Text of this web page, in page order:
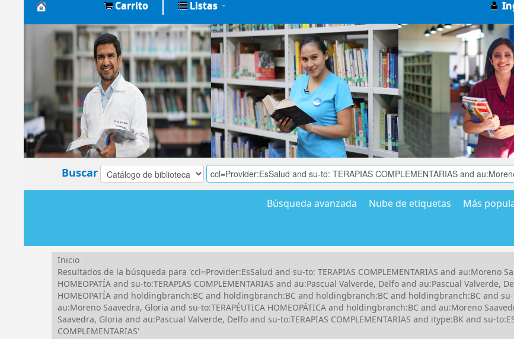
Biblioteca
Central
EsSalud
Carrito Listas
Buscar
Búsqueda avanzada Nube de etiquetas Más
Inicio
Resultados de la búsqueda para 'ccl=Provider:EsSalud and su-to: TERAPIAS COMPLEMENTARIAS and au:Moreno
HOMEOPATÍA and su-to:TERAPIAS COMPLEMENTARIAS and au:Pascual Valverde, Delfo and au:Pascual Valverde,
HOMEOPATÍA and holdingbranch:BC and holdingbranch:BC and holdingbranch:BC and holdingbranch:BC and su-
au:Moreno Saavedra, Gloria and su-to:TERAPÉUTICA HOMEOPÁTICA and holdingbranch:BC and au:Moreno
Saavedra, Gloria and au:Pascual Valverde, Delfo and su-to:TERAPIAS COMPLEMENTARIAS and itype:BK and su-
COMPLEMENTARIAS'